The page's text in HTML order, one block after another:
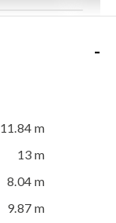
-
11.84 m
13 m
8.04 m
9.87 m